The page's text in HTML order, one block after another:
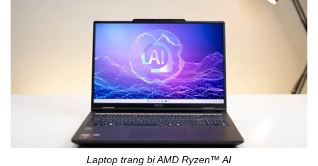
Laptop trang bị AMD Ryzen™ AI